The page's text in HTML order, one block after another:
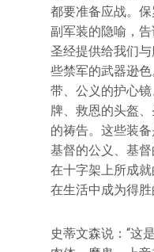
都要准备应战。
副军装的隐喻，告
圣经提供给我们
些禁军的武器逊
带、公义的护心
牌、救恩的头盔
的祷告。这些装备
基督的公义、基
在十字架上所成
在生活中成为得胜
史蒂文森说：“这